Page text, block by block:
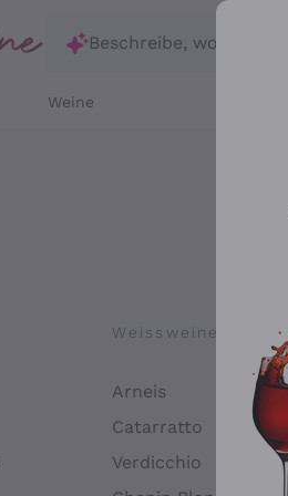
Beschreibe, wonach du
Weine
Weissweine
Arneis
Catarratto
Verdicchio